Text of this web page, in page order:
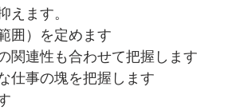
えます。
囲）を定めます
連性も合わせて把握します
仕事の塊を把握します